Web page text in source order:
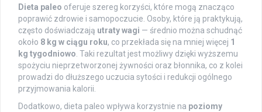
Dieta paleo oferuje szereg korzyści, które mogą znacząco
poprawić zdrowie i samopoczucie. Osoby, które ją praktykują,
często doświadczają utraty wagi — średnio można schudnąć
około 8 kg w ciągu roku, co przekłada się na mniej więcej 1
kg tygodniowo. Taki rezultat jest możliwy dzięki wyższemu
spożyciu nieprzetworzonej żywności oraz błonnika, co z kolei
prowadzi do dłuższego uczucia sytości i redukcji ogólnego
przyjmowania kalorii.
Dodatkowo, dieta paleo wpływa korzystnie na poziomy